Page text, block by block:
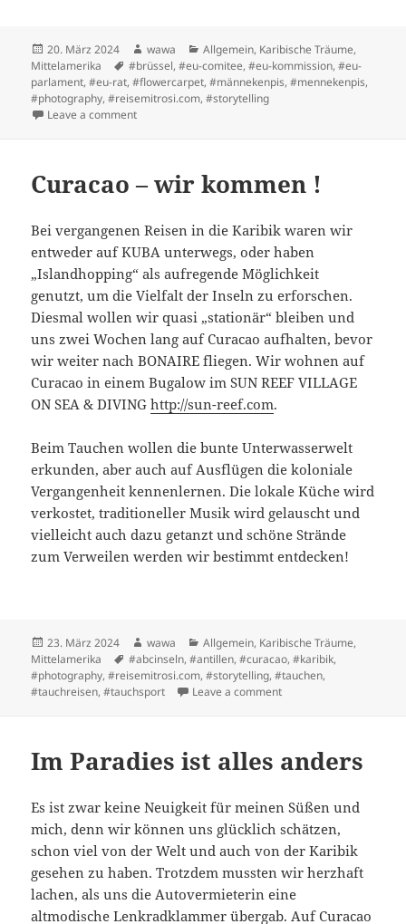
Posted
on
20. März 2024 Author
wawa Categories
Allgemein, Karibische Träume,
Mittelamerika
Tags
#brüssel,#eu-comitee,#eu-kommission,#eu-
parlament,#eu-rat,#flowercarpet,#männekenpis,#mennekenpis,
#photography,#reisemitrosi.com,#storytelling
Leave a commenton Brüssel
Curacao – wir kommen !
Bei vergangenen Reisen in die Karibik waren wir
entweder auf KUBA unterwegs, oder haben
„Islandhopping“ als aufregende Möglichkeit
genutzt, um die Vielfalt der Inseln zu erforschen.
Diesmal wollen wir quasi „stationär“ bleiben und
uns zwei Wochen lang auf Curacao aufhalten, bevor
wir weiter nach BONAIRE fliegen. Wir wohnen auf
Curacao in einem Bugalow im SUN REEF VILLAGE
ON SEA & DIVINGhttp://sun-reef.com.
Beim Tauchen wollen die bunte Unterwasserwelt
erkunden, aber auch auf Ausflügen die koloniale
Vergangenheit kennenlernen. Die lokale Küche wird
verkostet, traditioneller Musik wird gelauscht und
vielleicht auch dazu getanzt und schöne Strände
zum Verweilen werden wir bestimmt entdecken!
Posted
on
23. März 2024 Author
wawa Categories
Allgemein, Karibische Träume,
Mittelamerika
Tags
#abcinseln,#antillen,#curacao,#karibik,
#photography,#reisemitrosi.com,#storytelling,#tauchen,
#tauchreisen,#tauchsport Leave a commenton Curacao – wir
Im Paradies ist alles anders
Es ist zwar keine Neuigkeit für meinen Süßen und
mich, denn wir können uns glücklich schätzen,
schon viel von der Welt und auch von der Karibik
gesehen zu haben. Trotzdem mussten wir herzhaft
lachen, als uns die Autovermieterin eine
altmodische Lenkradklammer übergab. Auf Curacao